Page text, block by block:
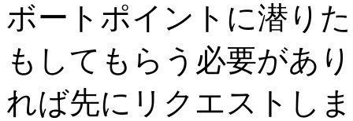
ボートポイントに潜り
もしてもらう必要があ
れば先にリクエストし